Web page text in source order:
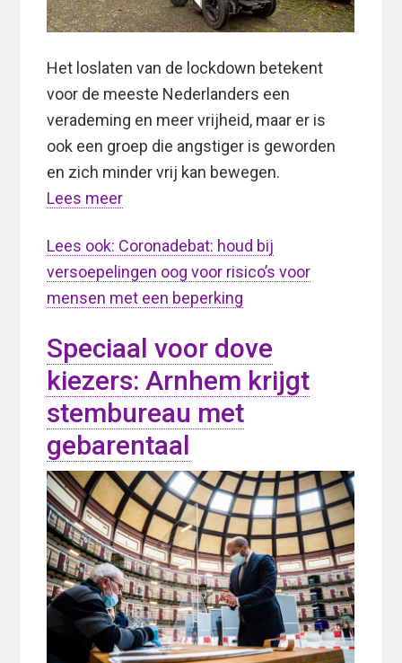
Het loslaten van de lockdown betekent
voor de meeste Nederlanders een
verademing en meer vrijheid, maar er is
ook een groep die angstiger is geworden
en zich minder vrij kan bewegen.
Lees meer
Lees ook: Coronadebat: houd bij
versoepelingen oog voor risico’s voor
mensen met een beperking
Speciaal voor dove
kiezers: Arnhem krijgt
stembureau met
gebarentaal